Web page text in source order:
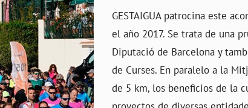
GESTAIGUA patrocina este
el año 2017. Se trata de una
Diputació de Barcelona y
de Curses. En paralelo a la
de 5 km, los beneficios de la